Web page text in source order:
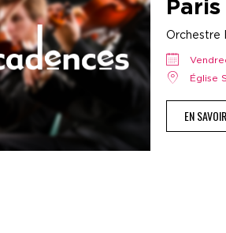
Paris
Orchestre
Église
EN